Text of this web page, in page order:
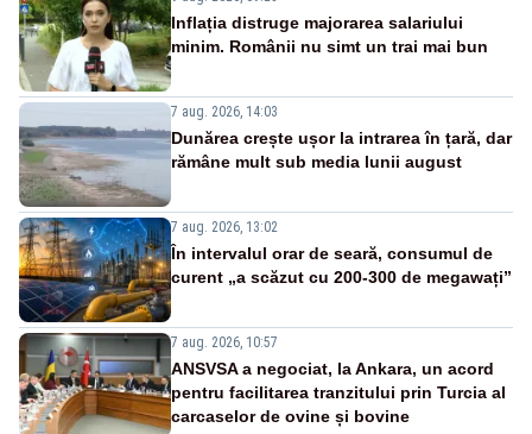
Inflația distruge majorarea salariului
minim. Românii nu simt un trai mai bun
7 aug. 2026, 14:03
Dunărea crește ușor la intrarea în țară, dar
rămâne mult sub media lunii august
7 aug. 2026, 13:02
În intervalul orar de seară, consumul de
curent „a scăzut cu 200-300 de megawați”
7 aug. 2026, 10:57
ANSVSA a negociat, la Ankara, un acord
pentru facilitarea tranzitului prin Turcia al
carcaselor de ovine și bovine